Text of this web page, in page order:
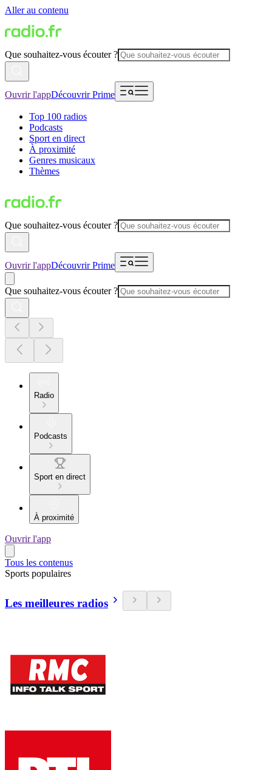
Aller au contenu
Que souhaitez-vous écouter ?
Ouvrir l'appDécouvrir Prime
Top 100 radios
Podcasts
Sport en direct
À proximité
Genres musicaux
Thèmes
Que souhaitez-vous écouter ?
Ouvrir l'appDécouvrir Prime
Que souhaitez-vous écouter ?
Radio
Podcasts
Sport en direct
À proximité
Ouvrir l'app
Tous les contenus
Sports populaires
Les meilleures radios